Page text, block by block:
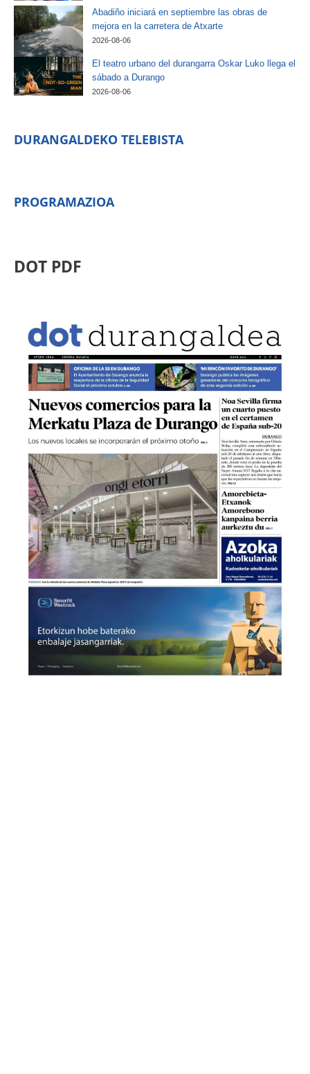
Abadiño iniciará en septiembre las obras de
mejora en la carretera de Atxarte
2026-08-06
El teatro urbano del durangarra Oskar Luko llega el
sábado a Durango
2026-08-06
DURANGALDEKO TELEBISTA
PROGRAMAZIOA
DOT PDF